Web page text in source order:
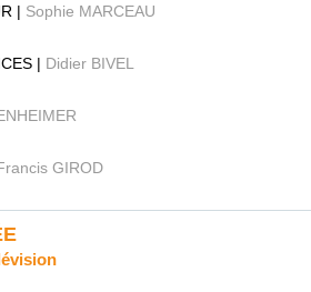
| Sophie MARCEAU
| Didier BIVEL
GIROD